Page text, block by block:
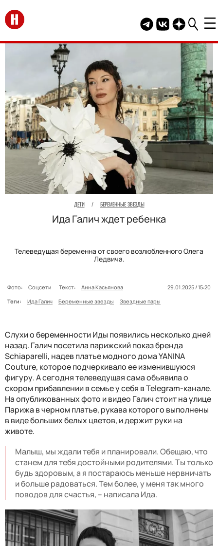
Перейти на главную
Telegram канал
Группа HELLO
Канал
ДЕТИ / БЕРЕМЕННЫЕ ЗВЕЗДЫ
Ида Галич ждет ребенка
Телеведущая беременна от своего возлюбленного Олега
Ледвича.
Фото: Соцсети Текст: Анна Касьянова
29.01.2025 / 15:20
Теги:
Ида Галич Беременные звезды Звездные пары
Слухи о беременности Иды появились несколько дней
назад. Галич посетила парижский показ бренда
Schiaparelli, надев платье модного дома YANINA
Couture, которое подчеркивало ее изменившуюся
фигуру. А сегодня телеведущая сама объявила о
скором прибавлении в семье у себя в Telegram-канале.
На опубликованных фото и видео Галич стоит на улице
Парижа в черном платье, рукава которого выполнены
в виде больших белых цветов, и держит руки на
животе.
Малыш, мы ждали тебя и планировали. Обещаю, что
станем для тебя достойными родителями. Ты только
будь здоровым, а я постараюсь меньше нервничать
и больше радоваться. Тем более, у меня так много
поводов для счастья, – написала Ида.